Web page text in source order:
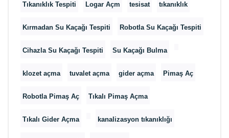
Tıkanıklık Tespiti Logar Açm tesisat tıkanıklık
Kırmadan Su Kaçağı Tespiti Robotla Su Kaçağı Tespiti
Cihazla Su Kaçağı Tespiti Su Kaçağı Bulma
klozet açma tuvalet açma gider açma Pimaş Aç
Robotla Pimaş Aç Tıkalı Pimaş Açma
Tıkalı Gider Açma kanalizasyon tıkanıklığı